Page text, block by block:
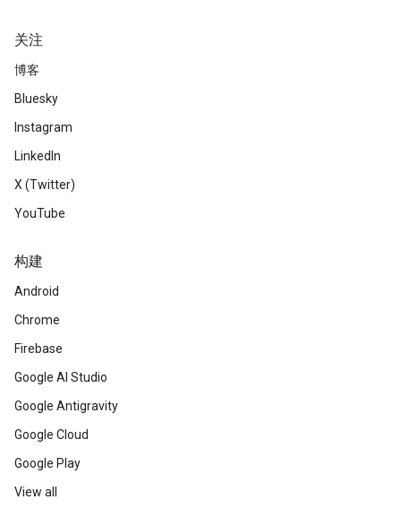
关注
博客
Bluesky
Instagram
LinkedIn
X (Twitter)
YouTube
构建
Android
Chrome
Firebase
Google AI Studio
Google Antigravity
Google Cloud
Google Play
View all